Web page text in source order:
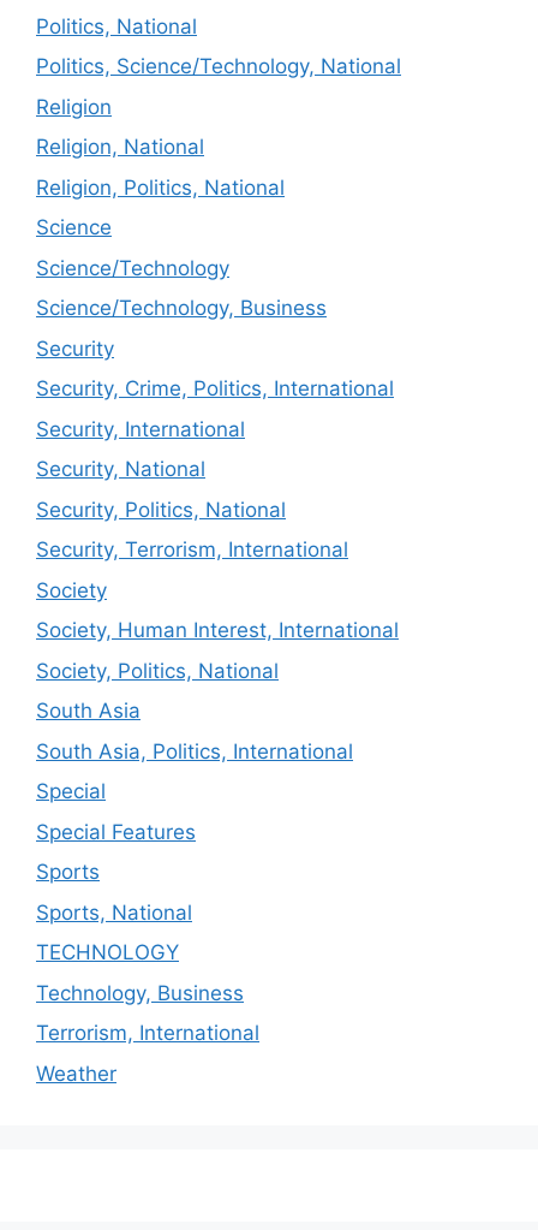
Politics, National
Politics, Science/Technology, National
Religion
Religion, National
Religion, Politics, National
Science
Science/Technology
Science/Technology, Business
Security
Security, Crime, Politics, International
Security, International
Security, National
Security, Politics, National
Security, Terrorism, International
Society
Society, Human Interest, International
Society, Politics, National
South Asia
South Asia, Politics, International
Special
Special Features
Sports
Sports, National
TECHNOLOGY
Technology, Business
Terrorism, International
Weather